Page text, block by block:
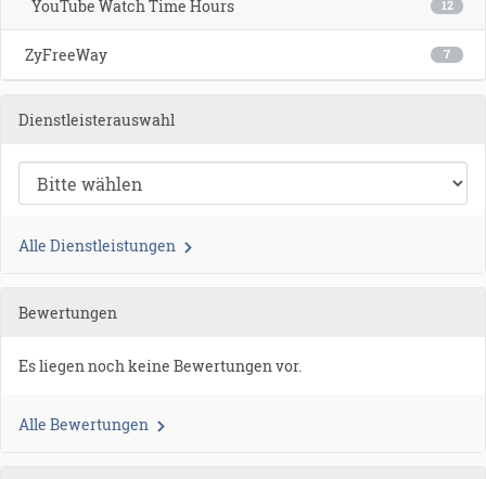
12
YouTube Watch Time Hours
7
ZyFreeWay
Dienstleisterauswahl
Alle Dienstleistungen
Bewertungen
Es liegen noch keine Bewertungen vor.
Alle Bewertungen